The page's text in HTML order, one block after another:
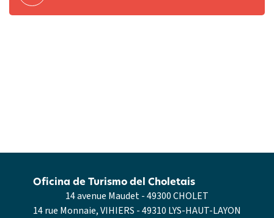
14 avenue Maudet - 49300 CHOLET
14 rue Monnaie, VIHIERS - 49310 LYS-HAUT-LAYON
Oficina de Turismo del Choletais